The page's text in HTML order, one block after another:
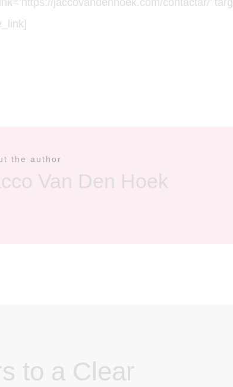
jaccovandenhoek.com/contactar/’
the author
Van Den Hoek
to a Clear